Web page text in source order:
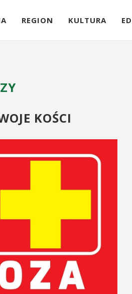
REGION KULTURA
KOŚCI